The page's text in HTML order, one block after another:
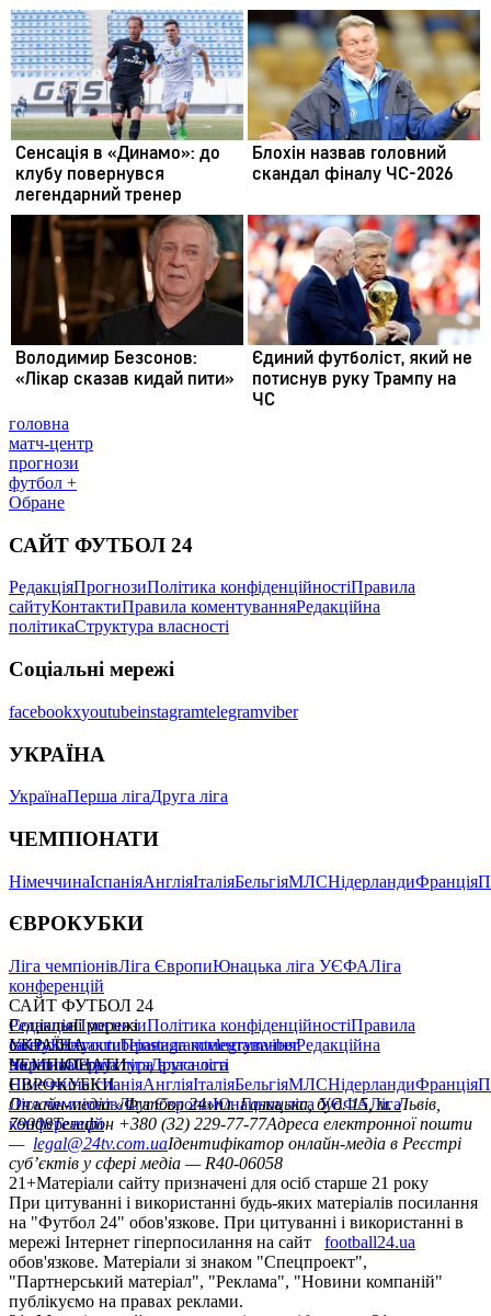
головна
матч-центр
прогнози
футбол +
Обране
САЙТ ФУТБОЛ 24
РедакціяПрогнозиПолітика конфіденційностіПравила
сайтуКонтактиПравила коментуванняРедакційна
політикаСтруктура власності
Соціальні мережі
facebookxyoutubeinstagramtelegramviber
УКРАЇНА
УкраїнаПерша лігаДруга ліга
ЧЕМПІОНАТИ
НімеччинаІспаніяАнгліяІталіяБельгіяМЛСНідерландиФранція
ЄВРОКУБКИ
Ліга чемпіонівЛіга ЄвропиЮнацька ліга УЄФАЛіга
конференцій
САЙТ ФУТБОЛ 24
РедакціяПрогнозиПолітика конфіденційностіПравила
сайтуКонтактиПравила коментуванняРедакційна
політикаСтруктура власності
Соціальні мережі
facebookxyoutubeinstagramtelegramviber
УКРАЇНА
УкраїнаПерша лігаДруга ліга
ЧЕМПІОНАТИ
НімеччинаІспаніяАнгліяІталіяБельгіяМЛСНідерландиФранція
ЄВРОКУБКИ
Ліга чемпіонівЛіга ЄвропиЮнацька ліга УЄФАЛіга
конференцій
Онлайн-медіа «Футбол 24»пл. Галицька, буд. 15, м. Львів,
79008Телефон +380 (32) 229-77-77Адреса електронної пошти
— legal@24tv.com.uaІдентифікатор онлайн-медіа в Реєстрі
суб’єктів у сфері медіа — R40-06058
21+Матеріали сайту призначені для осіб старше 21 року
При цитуванні і використанні будь-яких матеріалів посилання
на "Футбол 24" обов'язкове. При цитуванні і використанні в
мережі Інтернет гіперпосилання на сайт
football24.ua
обов'язкове. Матеріали зі знаком "Спецпроект",
"Партнерський матеріал", "Реклама", "Новини компаній"
публікуємо на правах реклами.